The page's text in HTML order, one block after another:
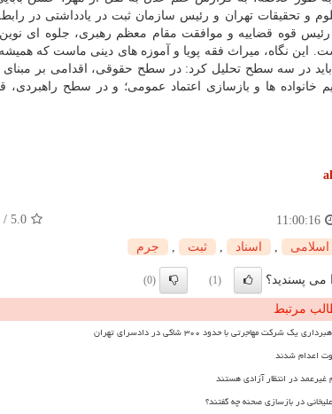
و تحقیقات تهران و رئیس سازمان ثبت در یادداشتی در
رئیس قوه قضاییه و موافقت مقام معظم رهبری، جلوه ای
این نگاه، میراث فقه پویا و آموزه های دینی ماست که
باید در سه سطح تحلیل کرد: در سطح حقوقی، اقدامی بر
خانواده ها و بازسازی اعتماد عمومی؛ و در سطح
11:00:16
5.0
/
اسلامی اسناد ثبت جرم
می پسندید؟ (1)
(0)
مرتبط
شرکت مهاجرتی با حدود ۳۰۰ شاکی در دادسرای تهران
اعدام شدند
در بازسازی صحنه چه گفتند؟